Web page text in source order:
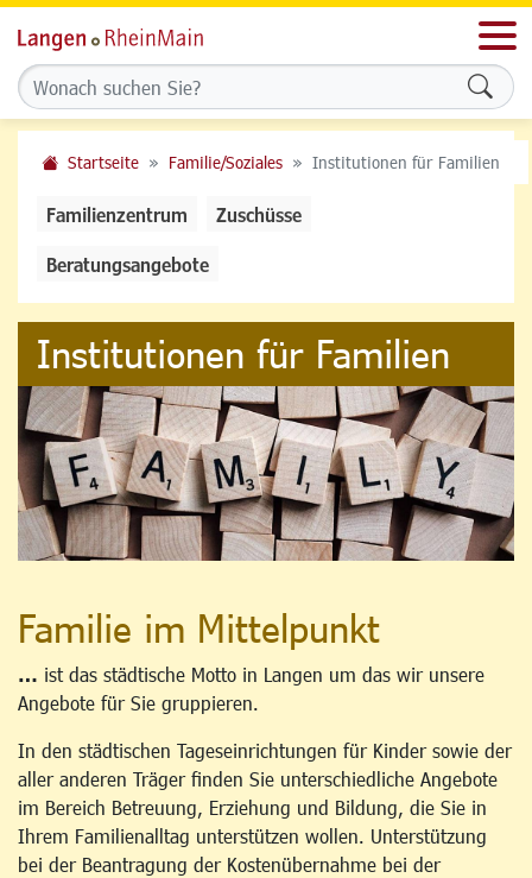
Startseite Familie/Soziales Institutionen für Familien
Familienzentrum Zuschüsse
Beratungsangebote
Institutionen für Familien
Familie im Mittelpunkt
… ist das städtische Motto in Langen um das wir unsere
Angebote für Sie gruppieren.
In den städtischen Tageseinrichtungen für Kinder sowie der
aller anderen Träger finden Sie unterschiedliche Angebote
im Bereich Betreuung, Erziehung und Bildung, die Sie in
Ihrem Familienalltag unterstützen wollen. Unterstützung
bei der Beantragung der Kostenübernahme bei der